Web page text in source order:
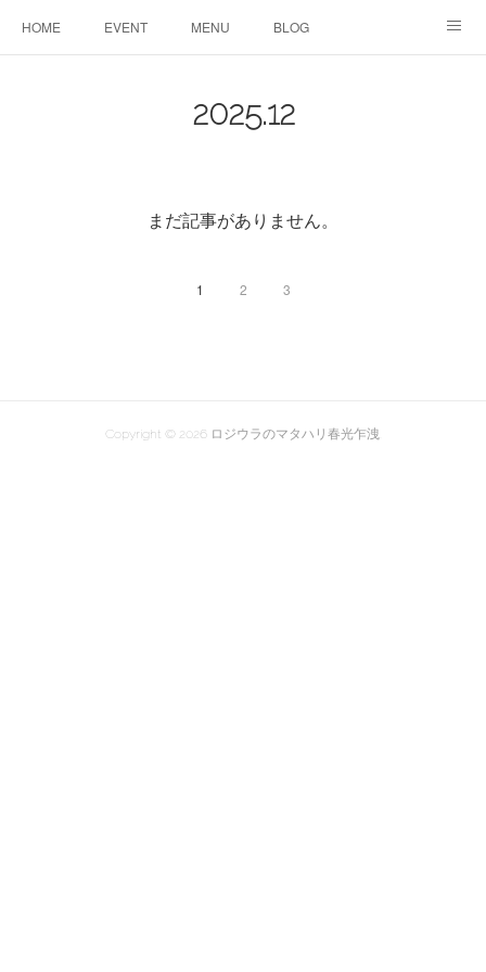
HOME EVENT MENU BLOG
2025.12
まだ記事がありません。
1 2 3
Copyright © 2026 ロジウラのマタハリ春光乍洩.